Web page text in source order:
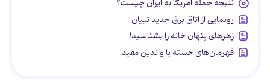
نتیجه حمله آمریکا به ایران چیست؟
رونمایی از اتاق برق جدید تبیان
زهرهای پنهان خانه را بشناسید!
قهرمان‌های خسته یا والدین مفید!